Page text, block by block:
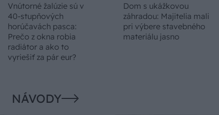
Vnútorné žalúzie sú v
40-stupňových
horúčavách pasca:
Prečo z okna robia
radiátor a ako to
vyriešiť za pár eur?
Dom s ukážkovou
záhradou: Majitelia mali
pri výbere stavebného
materiálu jasno
NÁVODY